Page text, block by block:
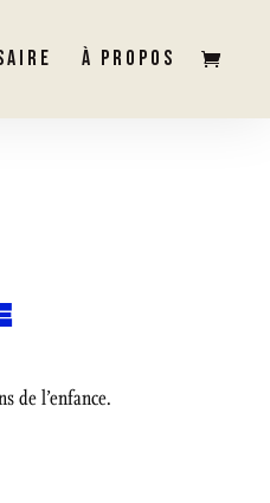
À PROPOS
de l’enfance.